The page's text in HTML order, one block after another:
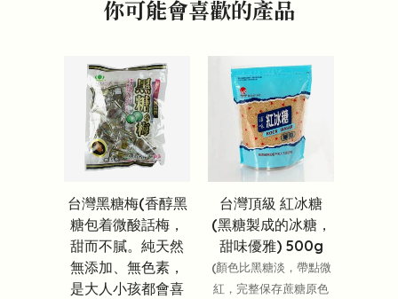
你可能會喜歡的產品
台灣黑糖梅(香醇黑
糖包着微酸話梅，
甜而不膩。純天然
無添加、無色素，
是大人小孩都會喜
台灣頂級 紅冰糖
(黑糖製成的冰糖，
甜味優雅) 500g
(顏色比黑糖淡，帶點微
紅，完整保存蔗糖原色